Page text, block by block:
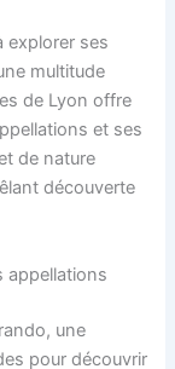
explorer ses
multitude
de Lyon offre
et ses
de nature
découverte
appellations
une
pour découvrir